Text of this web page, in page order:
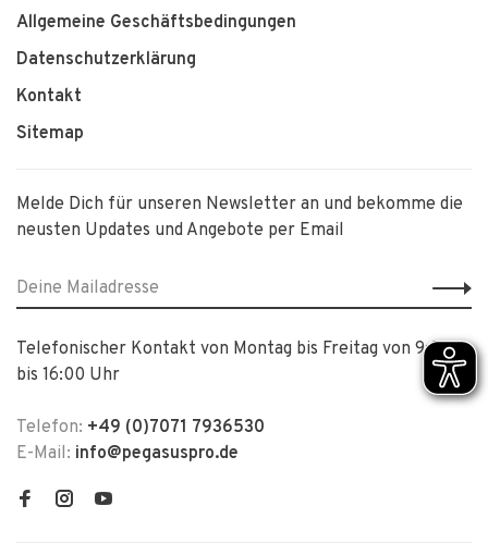
Allgemeine Geschäftsbedingungen
Datenschutzerklärung
Kontakt
Sitemap
Melde Dich für unseren Newsletter an und bekomme die
neusten Updates und Angebote per Email
Telefonischer Kontakt von Montag bis Freitag von 9:00
bis 16:00 Uhr
Telefon: +49 (0)7071 7936530
E-Mail: info@pegasuspro.de